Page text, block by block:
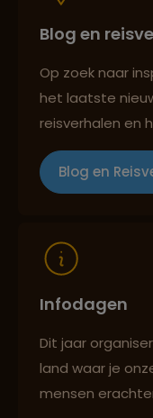
Persoonlijk
Best
Blog en
Op zoek naar
het laatste
reisverhalen en
Blog en
Infodagen
Dit jaar
land waar je
mensen